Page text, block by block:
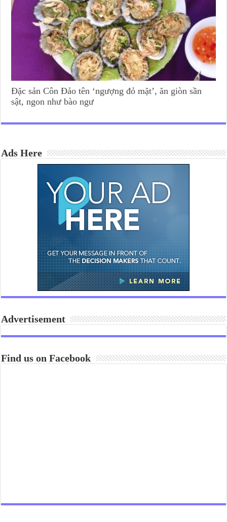
Đặc sản Côn Đảo tên ‘ngượng đỏ mặt’, ăn giòn sần
sật, ngon như bào ngư
Ads Here
Advertisement
Find us on Facebook